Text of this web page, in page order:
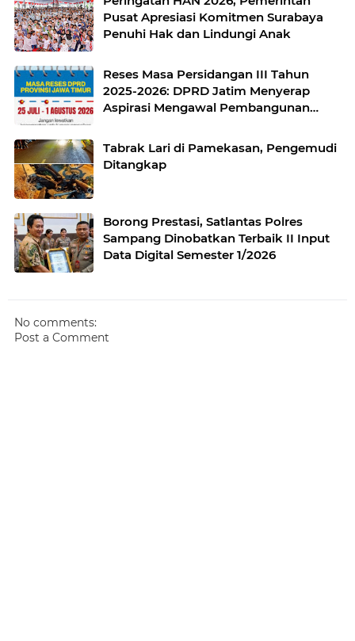
Pusat Apresiasi Komitmen Surabaya
Penuhi Hak dan Lindungi Anak
Reses Masa Persidangan III Tahun
2025-2026: DPRD Jatim Menyerap
Aspirasi Mengawal Pembangunan
Tabrak Lari di Pamekasan, Pengemudi
Ditangkap
Borong Prestasi, Satlantas Polres
Sampang Dinobatkan Terbaik II Input
Data Digital Semester 1/2026
No comments:
Post a Comment